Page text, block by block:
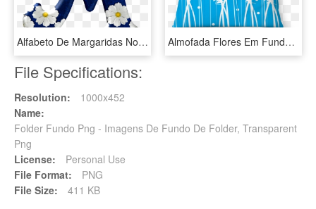
Alfabeto De Margaridas No Fundo Azul Png - Daisy Family, Transparent Png Almofada Flores Em Fundo Azul De Mauricio Brandino - Cushion, HD Png Download
File Specifications:
Resolution:
1000x452
Name:
Folder Fundo Png - Imagens De Fundo De Folder, Transparent
Png
License:
Personal Use
File Format:
PNG
File Size:
411 KB